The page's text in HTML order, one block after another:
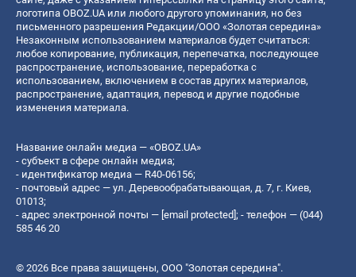
логотипа OBOZ.UA или любого другого упоминания, но без
письменного разрешения Редакции/ООО «Золотая середина»
Незаконным использованием материалов будет считаться:
любое копирование, публикация, перепечатка, последующее
распространение, использование, переработка с
использованием, включением в состав других материалов,
распространение, адаптация, перевод и другие подобные
изменения материала.
Название онлайн медиа — «OBOZ.UA»
- субъект в сфере онлайн медиа;
- идентификатор медиа — R40-06156;
- почтовый адрес — ул. Деревообрабатывающая, д. 7, г. Киев,
01013;
- адрес электронной почты — [email protected] ; - телефон — (044)
585 46 20
© 2026 Все права защищены, ООО "Золотая середина".